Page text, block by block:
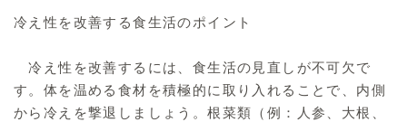
冷え性を改善する食生活のポイント
冷え性を改善するには、食生活の見直しが不可欠で
す。体を温める食材を積極的に取り入れることで、内側
から冷えを撃退しましょう。根菜類（例：人参、大根、